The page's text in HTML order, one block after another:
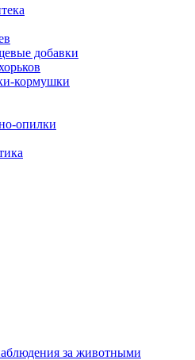
добавки
кормушки
опилки
за животными